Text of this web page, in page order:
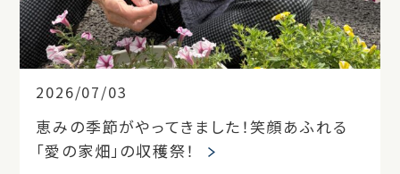
2026/07/03
恵みの季節がやってきました！笑顔あふれる
「愛の家畑」の収穫祭！